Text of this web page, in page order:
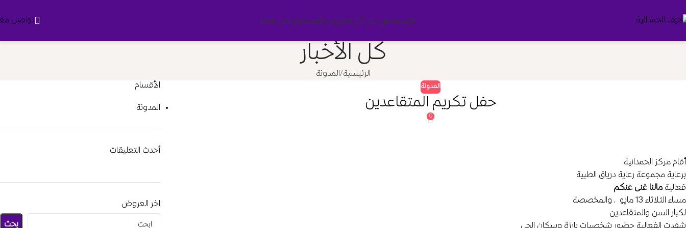
الرئيسيةمن نحنأخر العروضالأقسامتواصل معنا تواصل
كل الأخبار
الرئيسية المدونة
المدونة
حفل تكريم المتقاعدين
0
أقام مركز الحمدانية
برعاية مجموعة رعاية درياق الطبية
فعاليةمالنا غنى عنكم
مساء الثلاثاء 13 مايو ، والمخصصة
لكبار السن والمتقاعدين
الأقسام
المدونة
أحدث التعليقات
اخر العروض
بحث